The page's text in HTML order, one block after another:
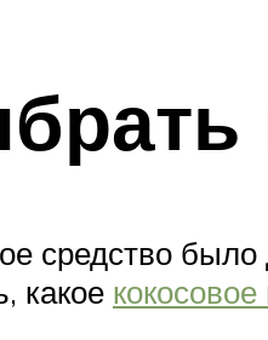
средство
какое